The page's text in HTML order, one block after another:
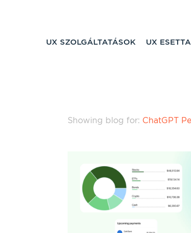
UX SZOLGÁLTATÁSOK UX
Showing blog for: ChatGPT